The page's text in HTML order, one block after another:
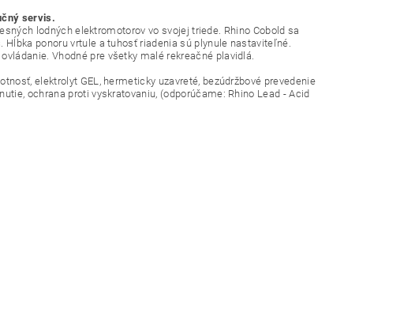
servis.
lodných elektromotorov vo svojej triede. Rhino Cobold sa
ponoru vrtule a tuhosť riadenia sú plynule nastaviteľné.
Vhodné pre všetky malé rekreačné plavidlá.
elektrolyt GEL, hermeticky uzavreté, bezúdržbové prevedenie
ochrana proti vyskratovaniu, (odporúčame: Rhino Lead - Acid